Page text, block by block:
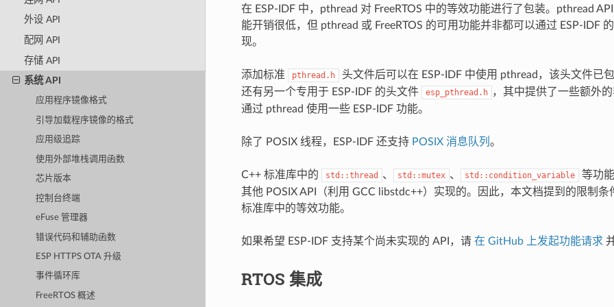
外设 API
配网 API
存储 API
系统 API
应用程序镜像格式
引导加载程序镜像的格式
应用级追踪
使用外部堆栈调用函数
芯片版本
控制台终端
eFuse 管理器
错误代码和辅助函数
ESP HTTPS OTA 升级
事件循环库
FreeRTOS 概述
在 ESP-IDF 中，pthread 对 FreeRTOS 中的等效功能进行了包装。pthread
能开销很低，但 pthread 或 FreeRTOS 的可用功能并非都可以通过 ESP-IDF
现。
添加标准 pthread.h
头文件后可以在 ESP-IDF 中使用 pthread，该头文件已
还有另一个专用于 ESP-IDF 的头文件
esp_pthread.h ，其中提供了一些额外
通过 pthread 使用一些 ESP-IDF 功能。
除了 POSIX 线程，ESP-IDF 还支持 POSIX 消息队列 。
C++ 标准库中的 std::thread 、 std::mutex 、 std::condition_variable
等功
其他 POSIX API（利用 GCC libstdc++）实现的。因此，本文档提到的限制条
标准库中的等效功能。
如果希望 ESP-IDF 支持某个尚未实现的 API，请 在 GitHub 上发起功能请求
RTOS 集成